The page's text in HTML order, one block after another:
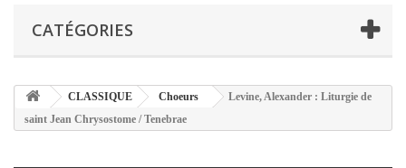
CATÉGORIES
CLASSIQUE Choeurs
Levine, Alexander : Liturgie de
saint Jean Chrysostome / Tenebrae